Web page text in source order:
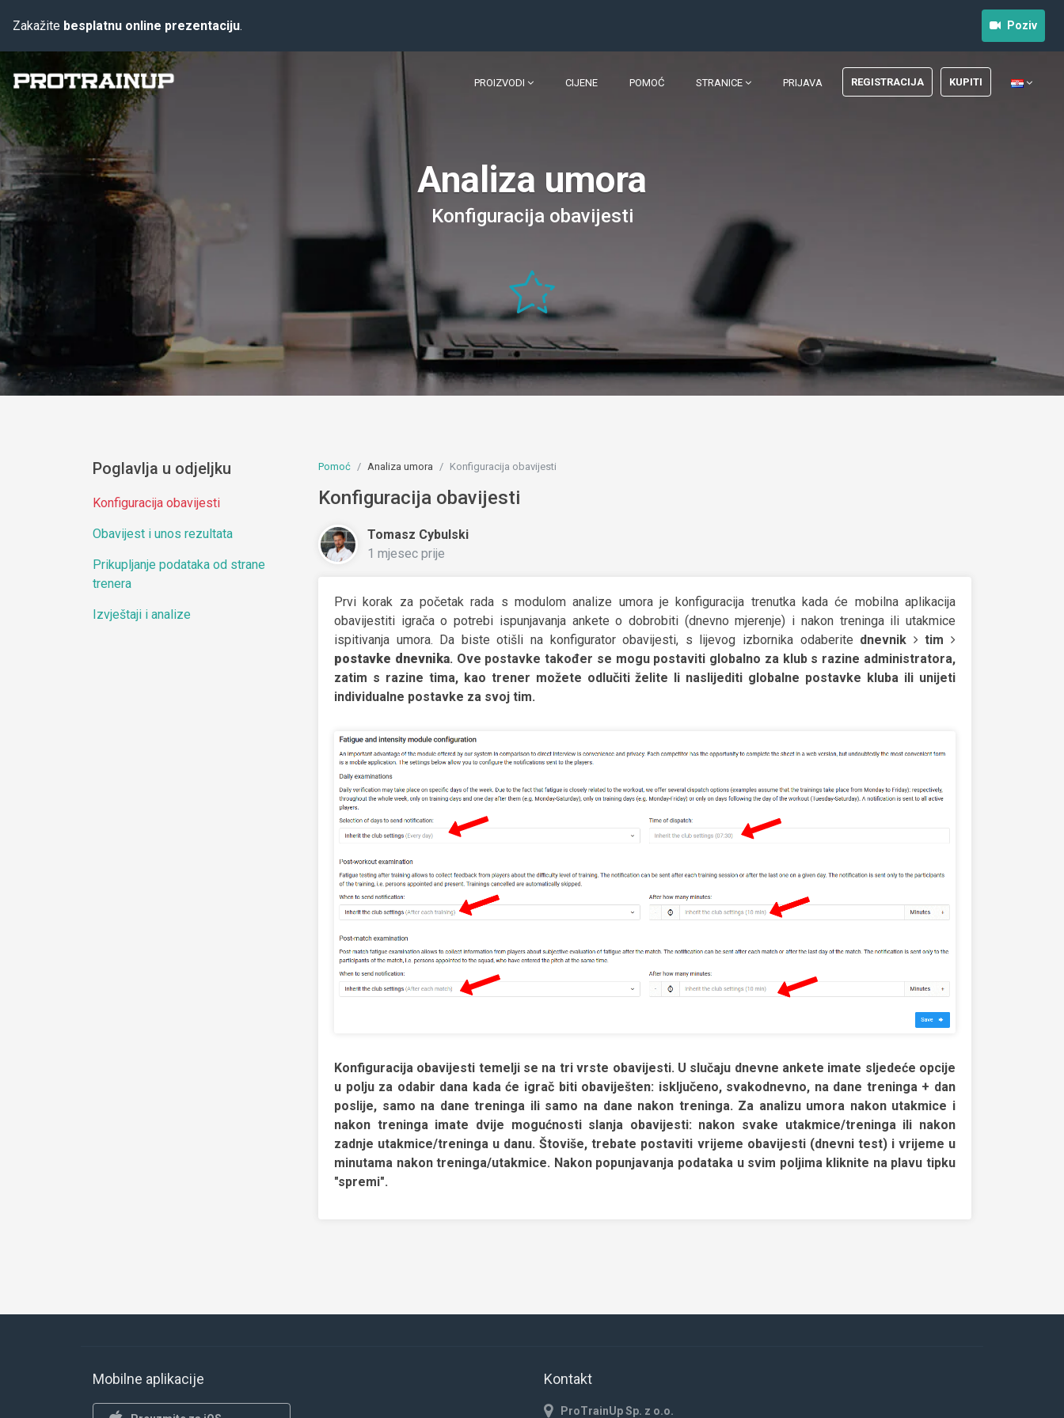
Zakažite besplatnu online prezentaciju. Poziv
PROIZVODI CIJENE POMOĆ STRANICE PRIJAVA REGISTRACIJA KUPITI
Analiza umora
Konfiguracija obavijesti
Poglavlja u odjeljku
Konfiguracija obavijesti
Obavijest i unos rezultata
Prikupljanje podataka od strane
trenera
Izvještaji i analize
Pomoć Analiza umora Konfiguracija obavijesti
Konfiguracija obavijesti
Tomasz Cybulski
1 mjesec prije
Prvi korak za početak rada s modulom analize umora je konfiguracija trenutka kada će mobilna aplikacija
obavijestiti igrača o potrebi ispunjavanja ankete o dobrobiti (dnevno mjerenje) i nakon treninga ili utakmice
ispitivanja umora. Da biste otišli na konfigurator obavijesti, s lijevog izbornika odaberite dnevnik
tim
postavke dnevnika. Ove postavke također se mogu postaviti globalno za klub s razine administratora,
zatim s razine tima, kao trener možete odlučiti želite li naslijediti globalne postavke kluba ili unijeti
individualne postavke za svoj tim.
Konfiguracija obavijesti temelji se na tri vrste obavijesti. U slučaju dnevne ankete imate sljedeće opcije
u polju za odabir dana kada će igrač biti obaviješten: isključeno, svakodnevno, na dane treninga + dan
poslije, samo na dane treninga ili samo na dane nakon treninga. Za analizu umora nakon utakmice i
nakon treninga imate dvije mogućnosti slanja obavijesti: nakon svake utakmice/treninga ili nakon
zadnje utakmice/treninga u danu. Štoviše, trebate postaviti vrijeme obavijesti (dnevni test) i vrijeme u
minutama nakon treninga/utakmice. Nakon popunjavanja podataka u svim poljima kliknite na plavu tipku
"spremi".
Mobilne aplikacije Kontakt
ProTrainUp Sp. z o.o.